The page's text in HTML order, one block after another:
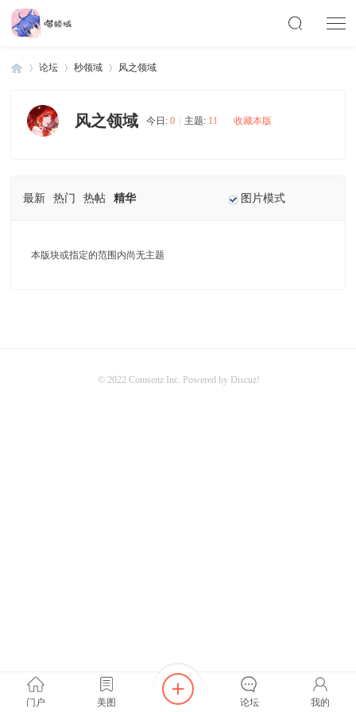
论坛 秒领域 风之领域
风之领域 今日:0 主题: 11 收藏本版
最新 热门 热帖 精华 图片模式
本版块或指定的范围内尚无主题
门户 美图 论坛 我的
© 2022Comsenz Inc. Powered by Discuz!